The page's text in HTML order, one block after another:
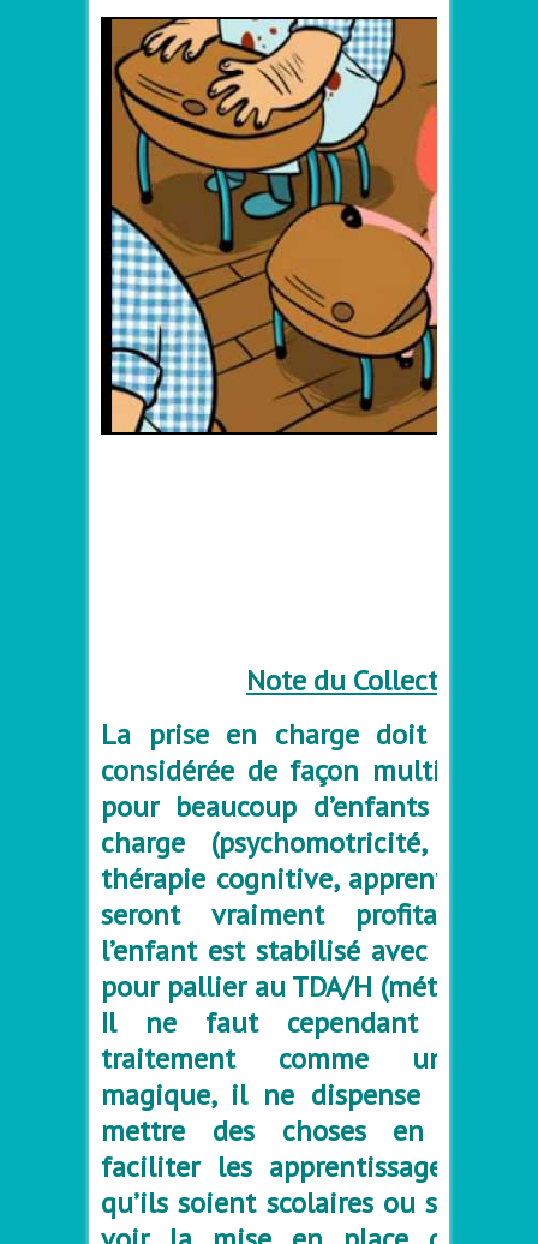
Note du Collectif :
La prise en charge doit
considérée de façon multi-
pour beaucoup d’enfants les
charge (psychomotricité,
thérapie cognitive,
seront vraiment profitables
l’enfant est stabilisé avec un
pour pallier au TDA/H
Il ne faut cependant pas
traitement comme une
magique, il ne dispense pas
mettre des choses en
faciliter les apprentissages de
qu’ils soient scolaires ou